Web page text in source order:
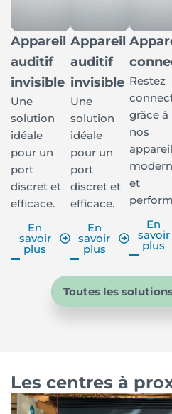
Appareil
auditif
invisible
Une
solution
idéale
pour un
port
discret et
efficace.
En
savoir
plus
Appareil
auditif
invisible
Une
solution
idéale
pour un
port
discret et
efficace.
En
savoir
plus
Restez
grâce à
nos
et
En
savoir
plus
Toutes les
Les centres à